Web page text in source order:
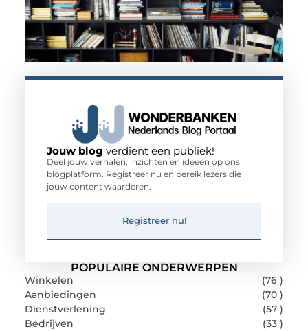
POPULAIRE ONDERWERPEN
Winkelen
(76 )
Aanbiedingen
(70 )
Dienstverlening
(57 )
Bedrijven
(33 )
Jouw blog verdient een publiek!
Deel jouw verhalen, inzichten en ideeën op ons
blogplatform. Registreer nu en bereik lezers die
jouw content waarderen.
Registreer nu!